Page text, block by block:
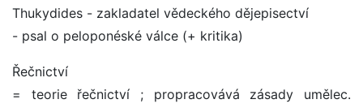
Thukydides - zakladatel vědeckého dějepisectví
- psal o peloponéské válce (+ kritika)
Řečnictví
= teorie řečnictví ; propracovává zásady umělec.